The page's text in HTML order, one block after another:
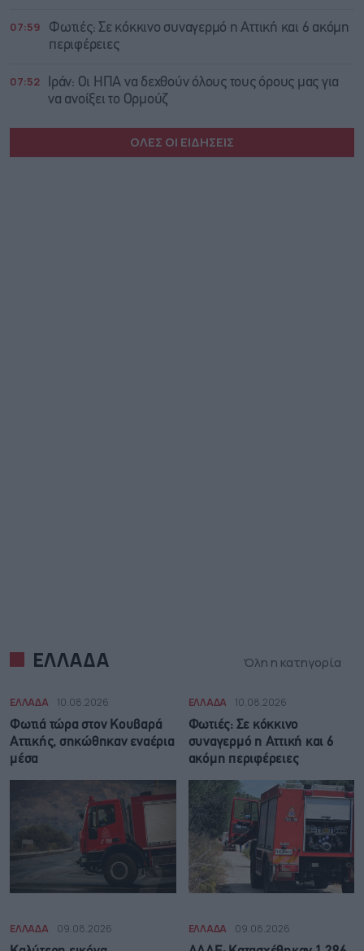
07:59
Φωτιές: Σε κόκκινο συναγερμό η Αττική και 6 ακόμη
περιφέρειες
07:52
Ιράν: Οι ΗΠΑ να δεχθούν όλους τους όρους μας για
να ανοίξει το Ορμούζ
ΟΛΕΣ ΟΙ ΕΙΔΗΣΕΙΣ
ΕΛΛΑΔΑ Όλη η κατηγορία
ΕΛΛΑΔΑ 10.08.2026
Φωτιά τώρα στον Κουβαρά
Αττικής, σηκώθηκαν εναέρια
μέσα
ΕΛΛΑΔΑ 10.08.2026
Φωτιές: Σε κόκκινο
συναγερμό η Αττική και 6
ακόμη περιφέρειες
ΕΛΛΑΔΑ 09.08.2026 ΕΛΛΑΔΑ 09.08.2026